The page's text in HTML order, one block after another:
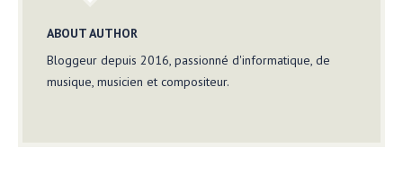
ABOUT AUTHOR
Bloggeur depuis 2016, passionné d'informatique, de
musique, musicien et compositeur.